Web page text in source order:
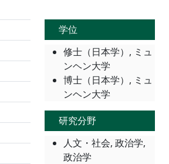
学位
修士（日本学）, ミュ
ンヘン大学
博士（日本学）, ミュ
ンヘン大学
研究分野
人文・社会, 政治学,
政治学